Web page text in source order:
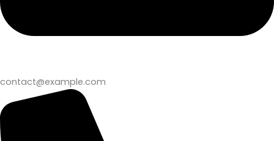
contact@example.com